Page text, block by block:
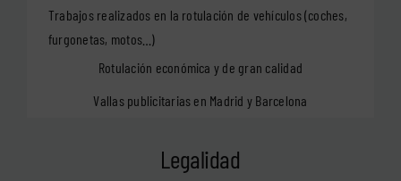
Trabajos realizados en la rotulación de vehículos (coches,
furgonetas, motos…)
Rotulación económica y de gran calidad
Vallas publicitarias en Madrid y Barcelona
Legalidad